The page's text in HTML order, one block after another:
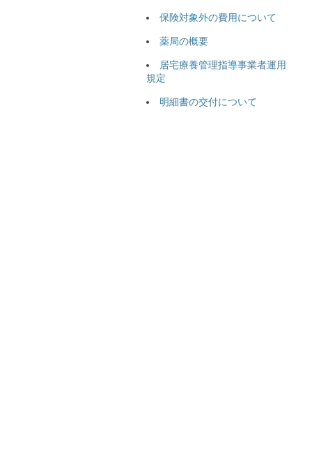
保険対象外の費用について
薬局の概要
居宅療養管理指導事業者運用
規定
明細書の交付について